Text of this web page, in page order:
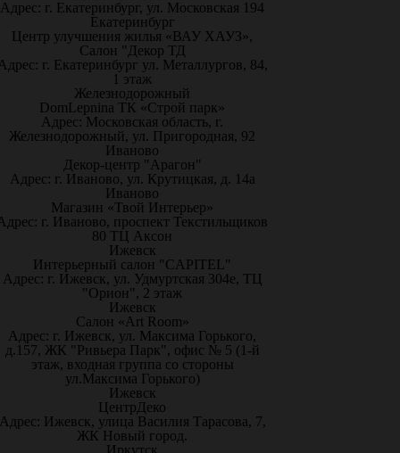
Адрес: г. Екатеринбург, ул. Московская 194
Екатеринбург
Центр улучшения жилья «ВАУ ХАУЗ»,
Салон "Декор ТД
г. Екатеринбург ул. Металлургов, 84,
1 этаж
Железнодорожный
DomLepnina ТК «Строй парк»
Адрес: Московская область, г.
Железнодорожный, ул. Пригородная, 92
Иваново
Декор-центр "Арагон"
Адрес: г. Иваново, ул. Крутицкая, д. 14а
Иваново
Магазин «Твой Интерьер»
г. Иваново, проспект Текстильщиков
80 ТЦ Аксон
Ижевск
Интерьерный салон "CAPITEL"
Адрес: г. Ижевск, ул. Удмуртская 304е, ТЦ
"Орион", 2 этаж
Ижевск
Салон «Art Room»
Адрес: г. Ижевск, ул. Максима Горького,
д.157, ЖК "Ривьера Парк", офис № 5 (1-й
этаж, входная группа со стороны
ул.Максима Горького)
Ижевск
ЦентрДеко
Ижевск, улица Василия Тарасова, 7,
ЖК Новый город.
Иркутск